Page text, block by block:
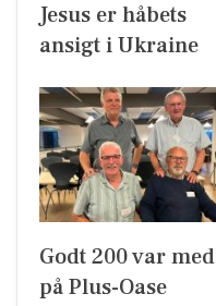
Jesus er håbets
ansigt i Ukraine
Godt 200 var med
på Plus-Oase